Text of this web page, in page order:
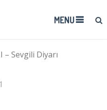
MENU
– Sevgili Diyarı